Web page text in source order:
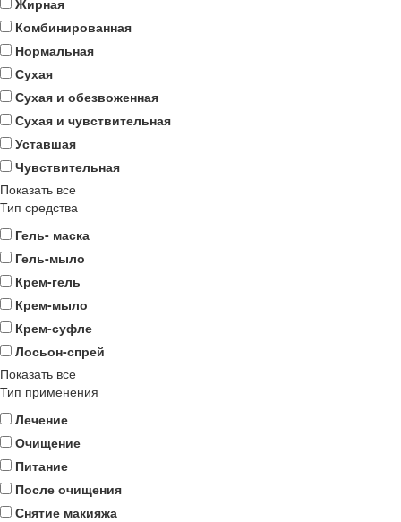
Комбинированная
Нормальная
Сухая
Сухая и обезвоженная
Сухая и чувствительная
Уставшая
Чувствительная
Показать все
Тип средства
Гель- маска
Гель-мыло
Крем-гель
Крем-мыло
Крем-суфле
Лосьон-спрей
Показать все
Тип применения
Лечение
Очищение
Питание
После очищения
Снятие макияжа